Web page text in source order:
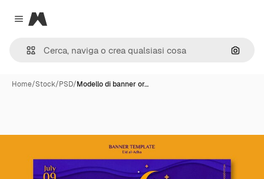
Close menu
Magnific
Cerca
Home/Stock/PSD/Modello di banner or…